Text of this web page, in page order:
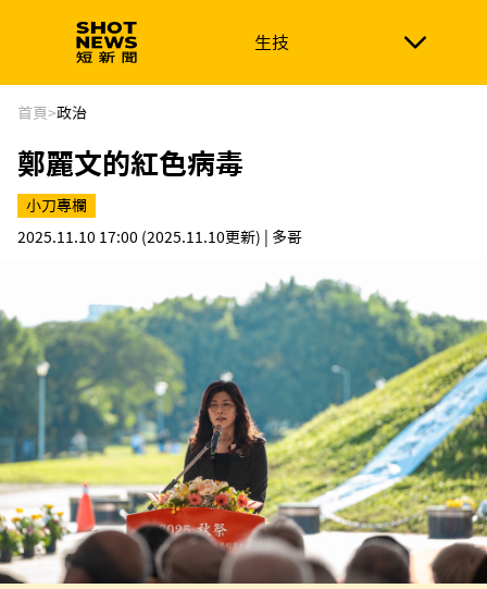
生技
生技 政治
新南向 體育
首頁>政治
鄭麗文的紅色病毒
小刀專欄
2025.11.10 17:00 (2025.11.10更新) | 多哥